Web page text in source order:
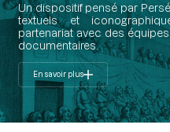
Un dispositif pensé par
textuels et
partenariat avec des
documentaires.
En savoir plus